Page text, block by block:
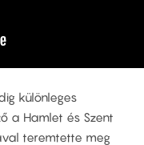
különleges
a Hamlet és Szent
teremtette meg